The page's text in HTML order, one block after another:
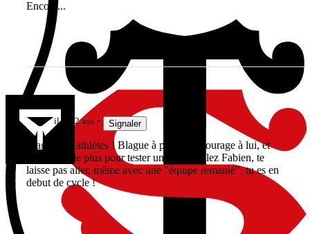
Encore...
il y a 2 ans Signaler
Fragile ces athlètes ! Blague à part, bon courage à lui, et
une place de plus pour tester un jeune. Allez Fabien, te
laisse pas aller, même avec une "équipe remanié", tu es en
debut de cycle !